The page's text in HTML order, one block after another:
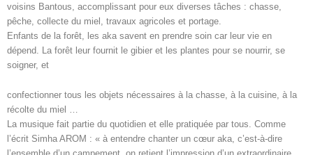
voisins Bantous, accomplissant pour eux diverses tâches : chasse,
pêche, collecte du miel, travaux agricoles et portage.
Enfants de la forêt, les aka savent en prendre soin car leur vie en
dépend. La forêt leur fournit le gibier et les plantes pour se nourrir, se
soigner, et
confectionner tous les objets nécessaires à la chasse, à la cuisine, à la
récolte du miel …
La musique fait partie du quotidien et elle pratiquée par tous. Comme
l’écrit Simha AROM : « à entendre chanter un cœur aka, c’est-à-dire